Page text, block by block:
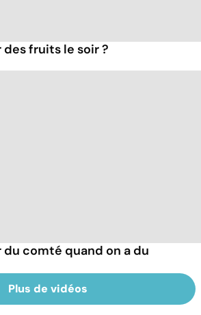
fruits le soir ?
comté quand on a du
Plus de vidéos